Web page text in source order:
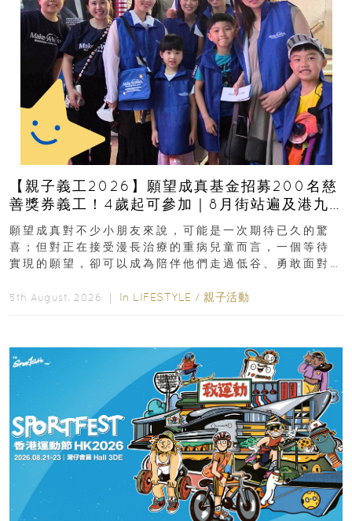
【親子義工2026】願望成真基金招募200名慈
善獎券義工！4歲起可參加｜8月街站遍及港九
新界
願望成真對不少小朋友來說，可能是一次期待已久的驚
喜；但對正在接受漫長治療的重病兒童而言，一個等待
實現的願望，卻可以成為陪伴他們走過低谷、勇敢面對
5th August, 2026 ｜ In LIFESTYLE / 親子活動